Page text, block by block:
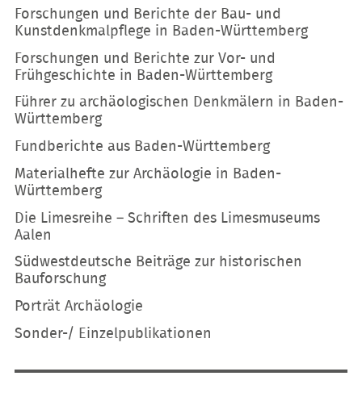
Forschungen und Berichte der Bau- und
Kunstdenkmalpflege in Baden-Württemberg
Forschungen und Berichte zur Vor- und
Frühgeschichte in Baden-Württemberg
Führer zu archäologischen Denkmälern in Baden-
Württemberg
Fundberichte aus Baden-Württemberg
Materialhefte zur Archäologie in Baden-
Württemberg
Die Limesreihe – Schriften des Limesmuseums
Aalen
Südwestdeutsche Beiträge zur historischen
Bauforschung
Porträt Archäologie
Sonder-/ Einzelpublikationen